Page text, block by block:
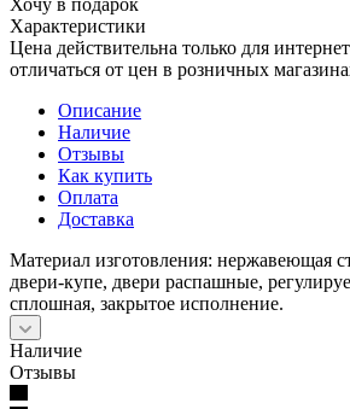
Характеристики
Цена действительна только для
отличаться от цен в розничных
Описание
Наличие
Отзывы
Как купить
Оплата
Доставка
Материал изготовления: нержавеющая
двери-купе, двери распашные,
сплошная, закрытое исполнение.
Наличие
Отзывы